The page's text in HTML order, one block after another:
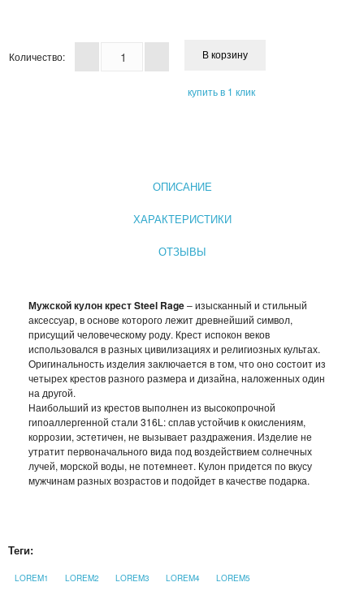
СКРАБЫ
УХОД ЗА РУКАМИ И НОГАМИ
УХОД ЗА ТЕЛОМ
СРЕДСТВА ДЛЯ ДЕПИЛЯЦИИ И ЭПИЛЯЦИИ
МАССАЖЕРЫ
КОРРЕКТИРУЮЩЕЕ БЕЛЬЕ
ХОЗТОВАРЫ
Количество:
купить в 1 клик
ОПИСАНИЕ
ХАРАКТЕРИСТИКИ
ОТЗЫВЫ
Мужской кулон крест Steel Rage– изысканный и стильный
аксессуар, в основе которого лежит древнейший символ,
присущий человеческому роду. Крест испокон веков
использовался в разных цивилизациях и религиозных культах.
Оригинальность изделия заключается в том, что оно состоит из
четырех крестов разного размера и дизайна, наложенных один
на другой.
Наибольший из крестов выполнен из высокопрочной
гипоаллергенной стали 316L: сплав устойчив к окислениям,
коррозии, эстетичен, не вызывает раздражения. Изделие не
утратит первоначального вида под воздействием солнечных
лучей, морской воды, не потемнеет. Кулон придется по вкусу
мужчинам разных возрастов и подойдет в качестве подарка.
Теги:
LOREM1 LOREM2 LOREM3 LOREM4 LOREM5